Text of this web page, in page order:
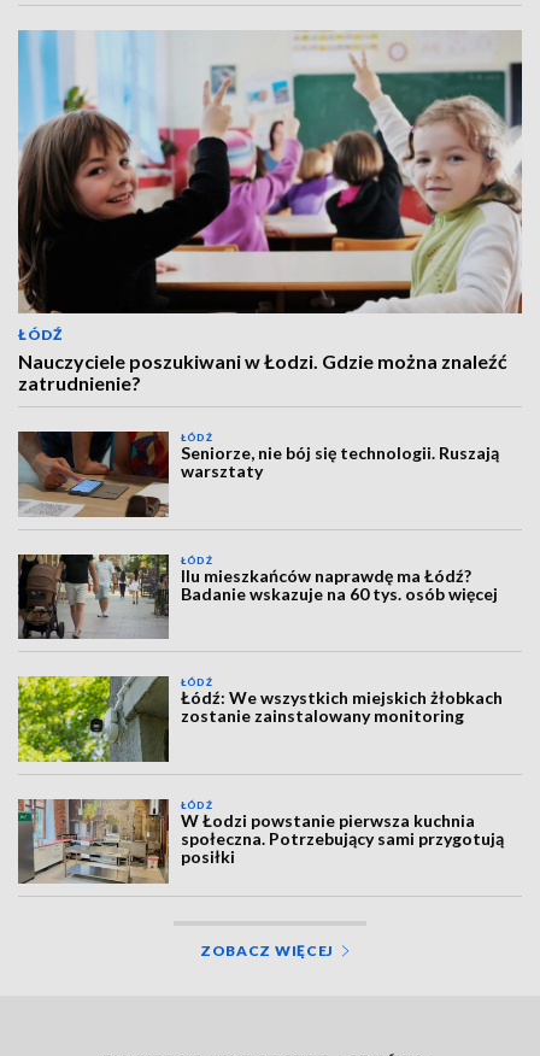
ŁÓDŹ
Nauczyciele poszukiwani w Łodzi. Gdzie można znaleźć
zatrudnienie?
ŁÓDŹ
Seniorze, nie bój się technologii. Ruszają
warsztaty
ŁÓDŹ
Ilu mieszkańców naprawdę ma Łódź?
Badanie wskazuje na 60 tys. osób więcej
ŁÓDŹ
Łódź: We wszystkich miejskich żłobkach
zostanie zainstalowany monitoring
ŁÓDŹ
W Łodzi powstanie pierwsza kuchnia
społeczna. Potrzebujący sami przygotują
posiłki
ZOBACZ WIĘCEJ